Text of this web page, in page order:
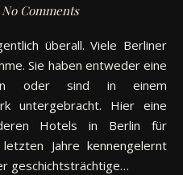
No Comments
Sie haben entweder eine
oder sind in einem
untergebracht. Hier eine
Hotels in Berlin für
Jahre kennengelernt
geschichtsträchtige…